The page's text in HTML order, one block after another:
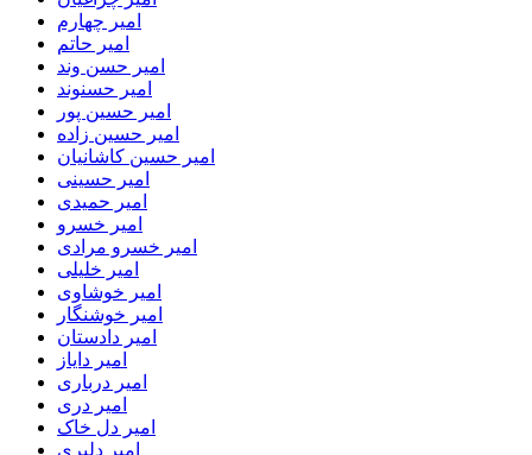
امیر چهارم
امیر حاتم
امیر حسن وند
امیر حسنوند
امیر حسین پور
امیر حسین زاده
امیر حسین کاشانیان
امیر حسینی
امیر حمیدی
امیر خسرو
امیر خسرو مرادی
امیر خلیلی
امیر خوشاوی
امیر خوشنگار
امیر دادستان
امیر دایاز
امیر درباری
امیر دری
امیر دل خاک
امیر دلیری